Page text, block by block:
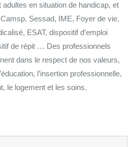
en situation de handicap, et
Sessad, IME, Foyer de vie,
ESAT, dispositif d’emploi
de répit … Des professionnels
dans le respect de nos valeurs,
l’insertion professionnelle,
le logement et les soins.